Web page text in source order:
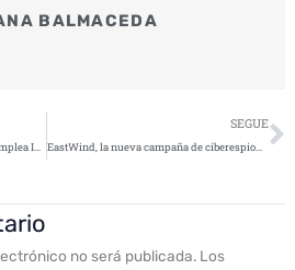
BALMACEDA
Armatum, primera plataforma que emplea IA para cuantificar el riesgo económico de incumplir normativas como DORA y NIS2
SEGUE
EastWind, la nueva campaña de ciberespionaje dirigida a organismos oficiales e infraestructuras TI
no será publicada. Los